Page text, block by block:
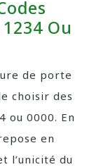
Ou
de porte
choisir des
ou 0000. En
en
l’unicité du